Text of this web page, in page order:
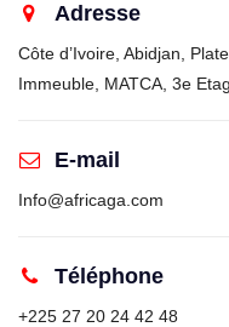
Adresse
Côte d’Ivoire, Abidjan,
Immeuble, MATCA, 3e
E-mail
Info@africaga.com
Téléphone
+225 27 20 24 42 48